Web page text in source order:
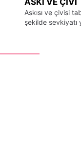
ASKI VE ÇIVI
Askısı ve çivisi
şekilde sevkiyatı